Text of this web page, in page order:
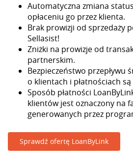
Automatyczna zmiana
opłaceniu go przez klienta.
Brak prowizji od sprzedaży
Sellasist!
Zniżki na prowizje od
partnerskim.
Bezpieczeństwo
o klientach i płatnościach
Sposób płatności
klientów jest oznaczony na
generowanych przez
Sprawdź ofertę LoanByLink